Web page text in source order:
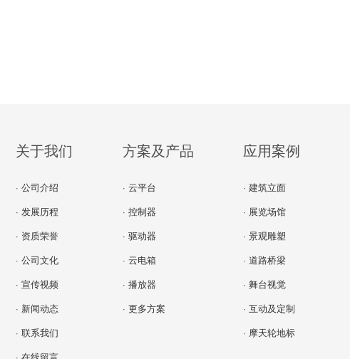
关于我们
· 公司介绍
· 发展历程
· 资质荣誉
· 公司文化
· 宣传视频
· 新闻动态
· 联系我们
方案及产品
· 云平台
· 控制器
· 驱动器
· 云电箱
· 播放器
· 更多方案
应用案例
· 建筑立面
· 展览场馆
· 景观雕塑
· 道路桥梁
· 舞台视觉
· 互动及定制
· 摩天轮地标